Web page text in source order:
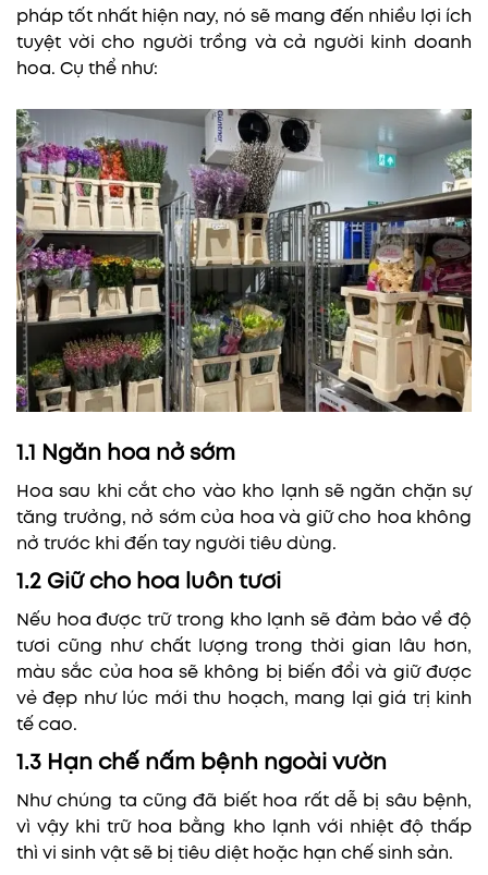
pháp tốt nhất hiện nay, nó sẽ mang đến nhiều lợi ích
tuyệt vời cho người trồng và cả người kinh doanh
hoa. Cụ thể như:
1.1 Ngăn hoa nở sớm
Hoa sau khi cắt cho vào kho lạnh sẽ ngăn chặn sự
tăng trưởng, nở sớm của hoa và giữ cho hoa không
nở trước khi đến tay người tiêu dùng.
1.2 Giữ cho hoa luôn tươi
Nếu hoa được trữ trong kho lạnh sẽ đảm bảo về độ
tươi cũng như chất lượng trong thời gian lâu hơn,
màu sắc của hoa sẽ không bị biến đổi và giữ được
vẻ đẹp như lúc mới thu hoạch, mang lại giá trị kinh
tế cao.
1.3 Hạn chế nấm bệnh ngoài vườn
Như chúng ta cũng đã biết hoa rất dễ bị sâu bệnh,
vì vậy khi trữ hoa bằng kho lạnh với nhiệt độ thấp
thì vi sinh vật sẽ bị tiêu diệt hoặc hạn chế sinh sản.